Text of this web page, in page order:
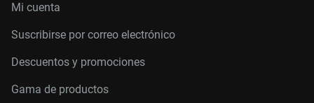
Mi cuenta
Suscribirse por correo electrónico
Descuentos y promociones
Gama de productos